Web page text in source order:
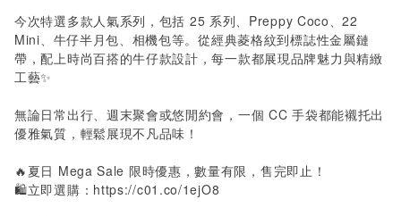
今次特選多款人氣系列，包括 25 系列、Preppy Coco、22
Mini、牛仔半月包、相機包等。從經典菱格紋到標誌性金屬鏈
帶，配上時尚百搭的牛仔款設計，每一款都展現品牌魅力與精緻
工藝✨
無論日常出行、週末聚會或悠閒約會，一個 CC 手袋都能襯托出
優雅氣質，輕鬆展現不凡品味！
🔥夏日 Mega Sale 限時優惠，數量有限，售完即止！
🛍️立即選購： https://c01.co/1ejO8